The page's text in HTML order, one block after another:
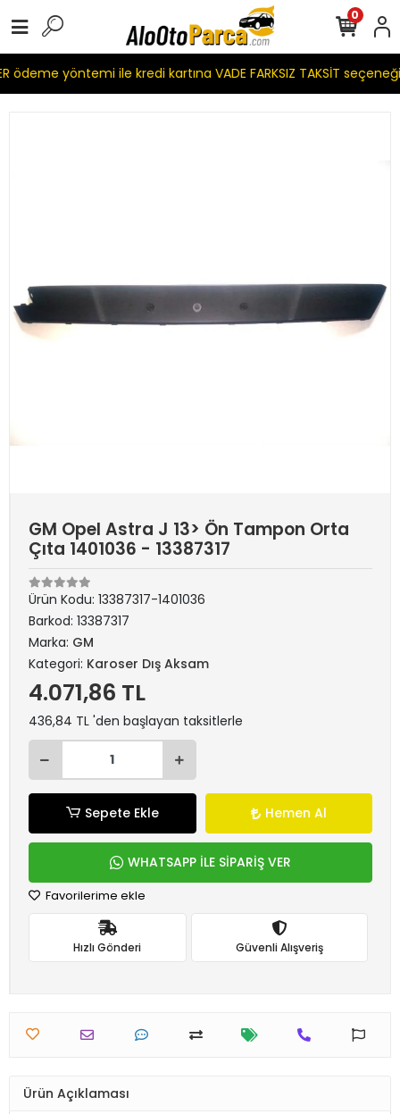
ödeme yöntemi ile kredi kartına VADE FARKSIZ TAKSİT
0
GM Opel Astra J 13> Ön Tampon Orta
Çıta 1401036 - 13387317
Ürün Kodu: 13387317-1401036
Barkod: 13387317
Marka: GM
Kategori: Karoser Dış Aksam
4.071,86 TL
436,84 TL 'den başlayan taksitlerle
Sepete Ekle Hemen Al
WHATSAPP İLE SİPARİŞ VER
Favorilerime ekle
Hızlı Gönderi Güvenli Alışveriş
Ürün Açıklaması